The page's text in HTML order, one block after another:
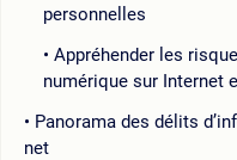
personnelles
Appréhender les
numérique sur Internet
Panorama des délits
net